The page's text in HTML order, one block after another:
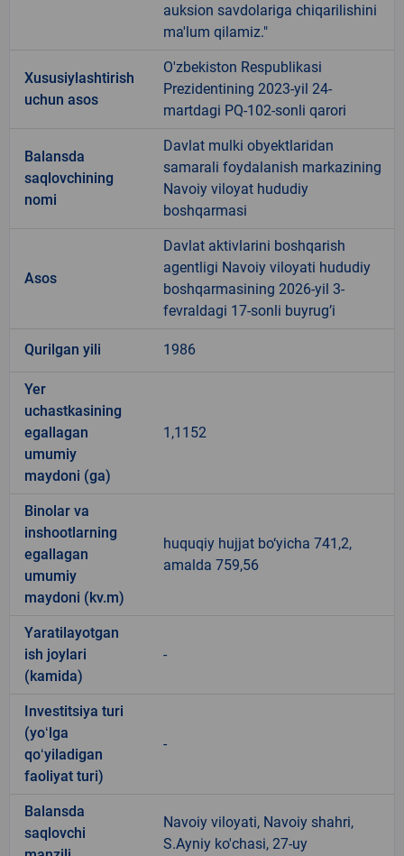
auksion savdolariga chiqarilishini
ma'lum qilamiz."
Xususiylashtirish
uchun asos
O'zbekiston Respublikasi
Prezidentining 2023-yil 24-
martdagi PQ-102-sonli qarori
Balansda
saqlovchining
nomi
Davlat mulki obyektlaridan
samarali foydalanish markazining
Navoiy viloyat hududiy
boshqarmasi
Asos
Davlat aktivlarini boshqarish
agentligi Navoiy viloyati hududiy
boshqarmasining 2026-yil 3-
fevraldagi 17-sonli buyrug’i
Qurilgan yili 1986
Yer
uchastkasining
egallagan
umumiy
maydoni (ga)
1,1152
Binolar va
inshootlarning
egallagan
umumiy
maydoni (kv.m)
huquqiy hujjat bo‘yicha 741,2,
amalda 759,56
Yaratilayotgan
ish joylari
(kamida)
-
Investitsiya turi
(yoʻlga
qoʻyiladigan
faoliyat turi)
-
Balansda
saqlovchi
Navoiy viloyati, Navoiy shahri,
S.Ayniy ko'chasi, 27-uy